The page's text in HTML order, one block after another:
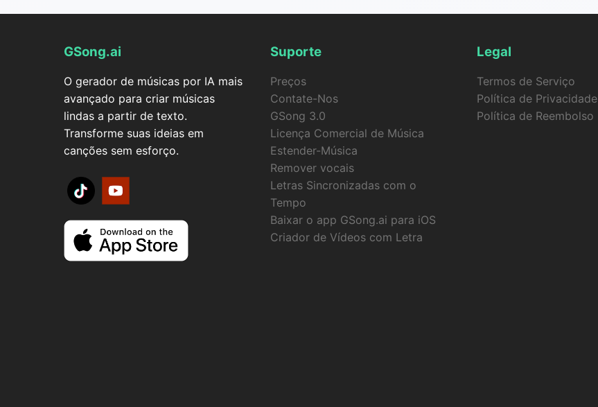
GSong.ai
O gerador de músicas por IA mais
avançado para criar músicas
lindas a partir de texto.
Transforme suas ideias em
canções sem esforço.
Suporte
Preços
Contate-Nos
GSong 3.0
Licença Comercial de Música
Estender-Música
Remover vocais
Letras Sincronizadas com o
Tempo
Baixar o app GSong.ai para iOS
Criador de Vídeos com Letra
Legal
Termos de Serviço
Política de Privacidade
Política de Reembolso